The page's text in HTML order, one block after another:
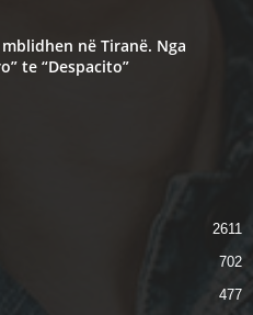
në Tiranë. Nga
te “Despacito”
2611
702
477